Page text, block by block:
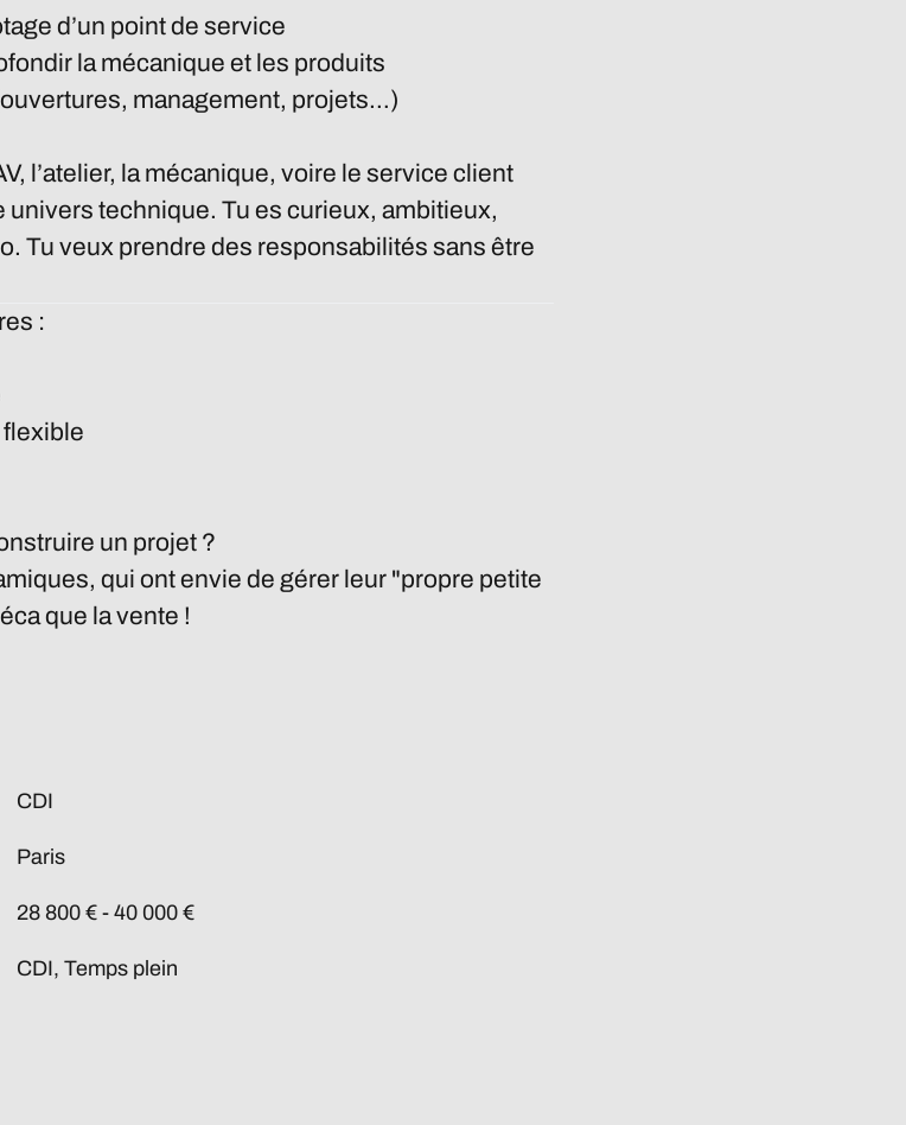
d’un point de service
la mécanique et les produits
management, projets…)
l’atelier, la mécanique, voire le service client
univers technique. Tu es curieux, ambitieux,
Tu veux prendre des responsabilités sans être
:
flexible
un projet ?
qui ont envie de gérer leur "propre petite
que la vente !
CDI
Paris
28 800 € - 40 000 €
CDI, Temps plein